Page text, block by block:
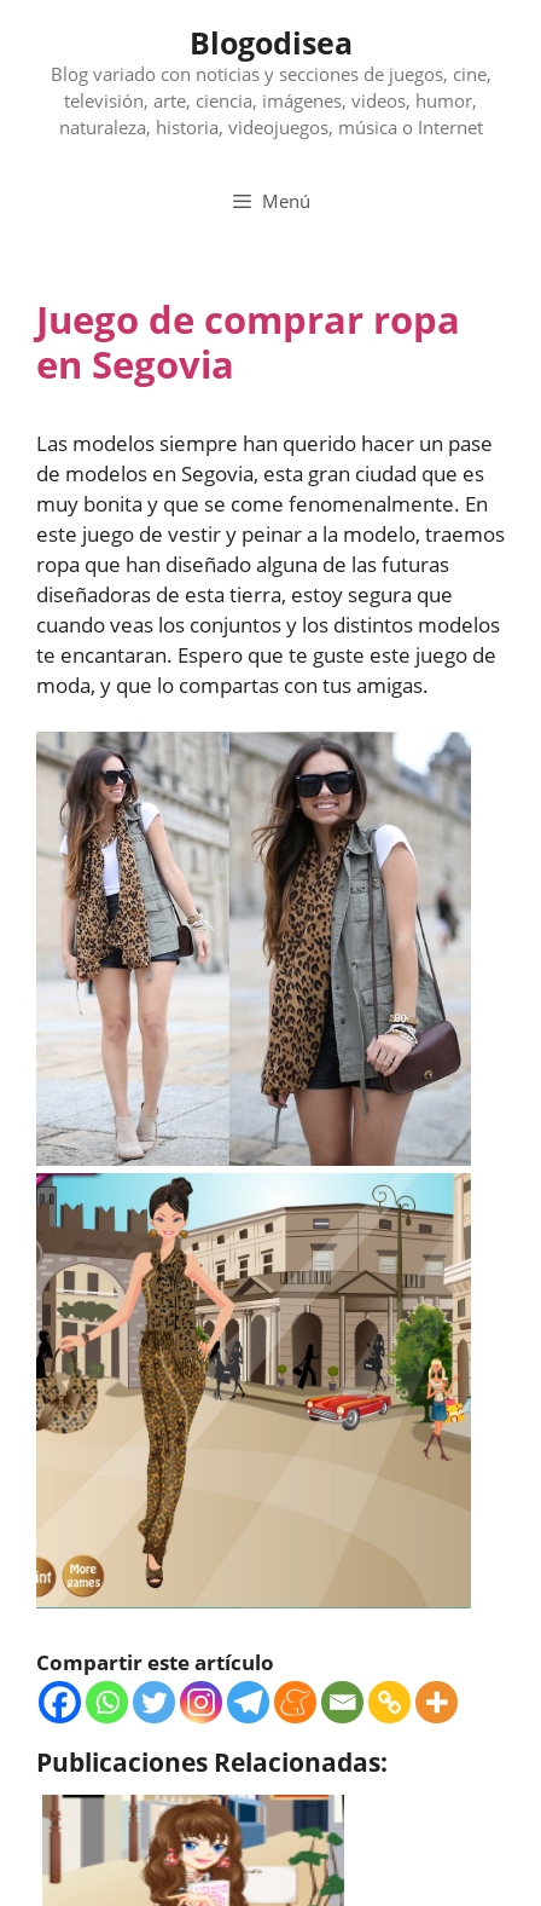
contenido
Blogodisea
Blog variado con noticias y secciones de juegos, cine,
televisión, arte, ciencia, imágenes, videos, humor,
naturaleza, historia, videojuegos, música o Internet
Menú
Juego de comprar ropa
en Segovia
Las modelos siempre han querido hacer un pase
de modelos en Segovia, esta gran ciudad que es
muy bonita y que se come fenomenalmente. En
este juego de vestir y peinar a la modelo, traemos
ropa que han diseñado alguna de las futuras
diseñadoras de esta tierra, estoy segura que
cuando veas los conjuntos y los distintos modelos
te encantaran. Espero que te guste este juego de
moda, y que lo compartas con tus amigas.
Compartir este artículo
Publicaciones Relacionadas: